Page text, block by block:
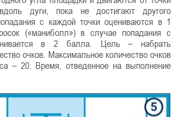
дуги, пока не достигают другого
с каждой точки оцениваются в 1
(«маниболл») в случае попадания с
в 2 балла. Цель – набрать
очков. Максимальное количество очков
– 20. Время, отведенное на выполнение